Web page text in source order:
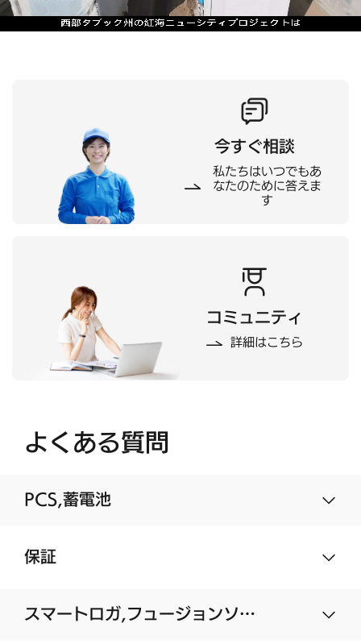
今すぐ相談
私たちはいつでもあ
なたのために答えま
す
コミュニティ
詳細はこちら
よくある質問
PCS,蓄電池
保証
スマートロガ,フュージョンソー